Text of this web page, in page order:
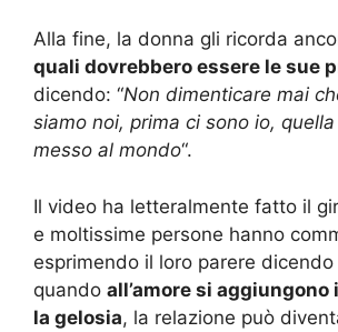
Alla fine, la donna gli ricorda
quali dovrebbero essere le sue
dicendo: “Non dimenticare mai
siamo noi, prima ci sono io,
messo al mondo“.
Il video ha letteralmente fatto il
e moltissime persone hanno
esprimendo il loro parere
quando all’amore si
la gelosia, la relazione può